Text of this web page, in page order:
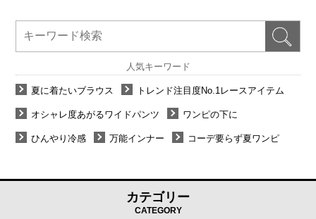
人気キーワード
夏に着たいブラウス トレンド注目度No.1レースアイテム
オシャレ度あがるワイドパンツ ワンピの下に
ひんやり冷感 万能インナー コーデ要らず夏ワンピ
カテゴリー
CATEGORY